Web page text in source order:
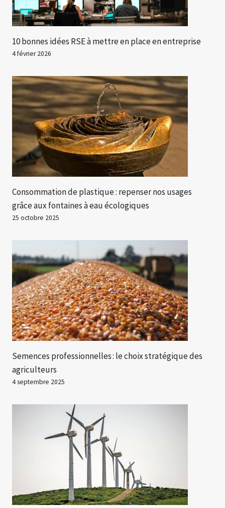
10 bonnes idées RSE à mettre en place en entreprise
4 février 2026
Consommation de plastique : repenser nos usages
grâce aux fontaines à eau écologiques
25 octobre 2025
Semences professionnelles : le choix stratégique des
agriculteurs
4 septembre 2025